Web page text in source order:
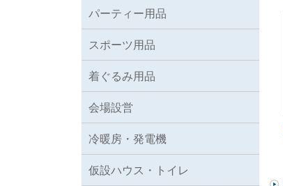
パーティー用品
スポーツ用品
着ぐるみ用品
会場設営
冷暖房・発電機
仮設ハウス・トイレ